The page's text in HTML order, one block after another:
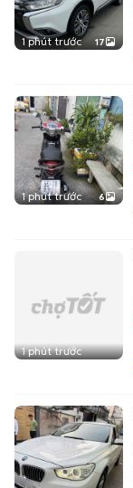
1 phút trước 17
1 phút trước 6
1 phút trước